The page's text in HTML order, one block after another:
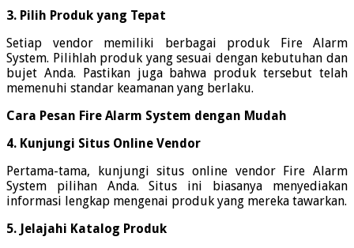
3. Pilih Produk yang Tepat
Setiap vendor memiliki berbagai produk Fire Alarm
System. Pilihlah produk yang sesuai dengan kebutuhan dan
bujet Anda. Pastikan juga bahwa produk tersebut telah
memenuhi standar keamanan yang berlaku.
Cara Pesan Fire Alarm System dengan Mudah
4. Kunjungi Situs Online Vendor
Pertama-tama, kunjungi situs online vendor Fire Alarm
System pilihan Anda. Situs ini biasanya menyediakan
informasi lengkap mengenai produk yang mereka tawarkan.
5. Jelajahi Katalog Produk